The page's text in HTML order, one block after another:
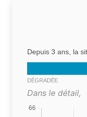
Depuis 3 ans, la
DÉGRADÉE
Dans le détail,